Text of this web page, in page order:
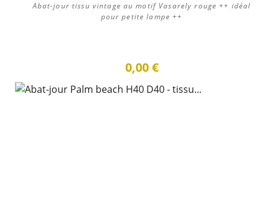
Abat-jour tissu vintage au motif Vasarely rouge ++ idéal
pour petite lampe ++
0,00 €